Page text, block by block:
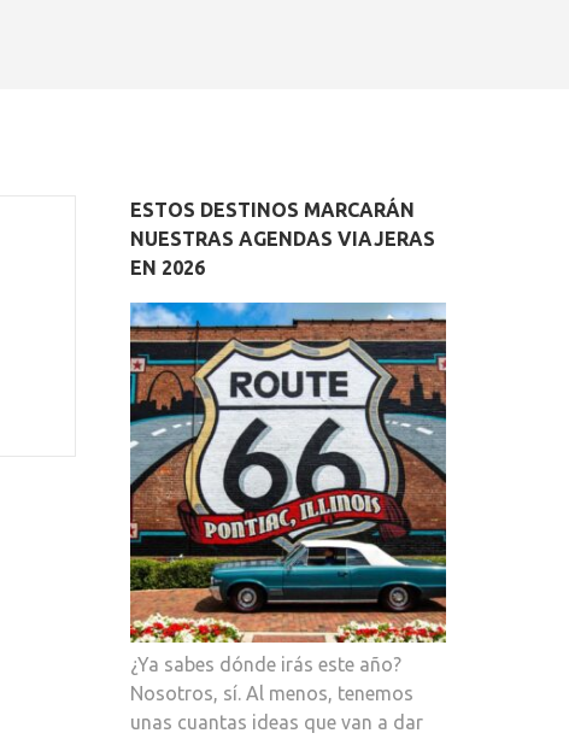
ESTOS DESTINOS MARCARÁN
NUESTRAS AGENDAS VIAJERAS
EN 2026
¿Ya sabes dónde irás este año?
Nosotros, sí. Al menos, tenemos
unas cuantas ideas que van a dar